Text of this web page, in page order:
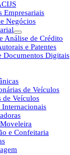
Empresariais
Negócios
Análise de Crédito
e Patentes
Documentos Digitais
de Veículos
de Veículos
Internacionais
e Confeitaria